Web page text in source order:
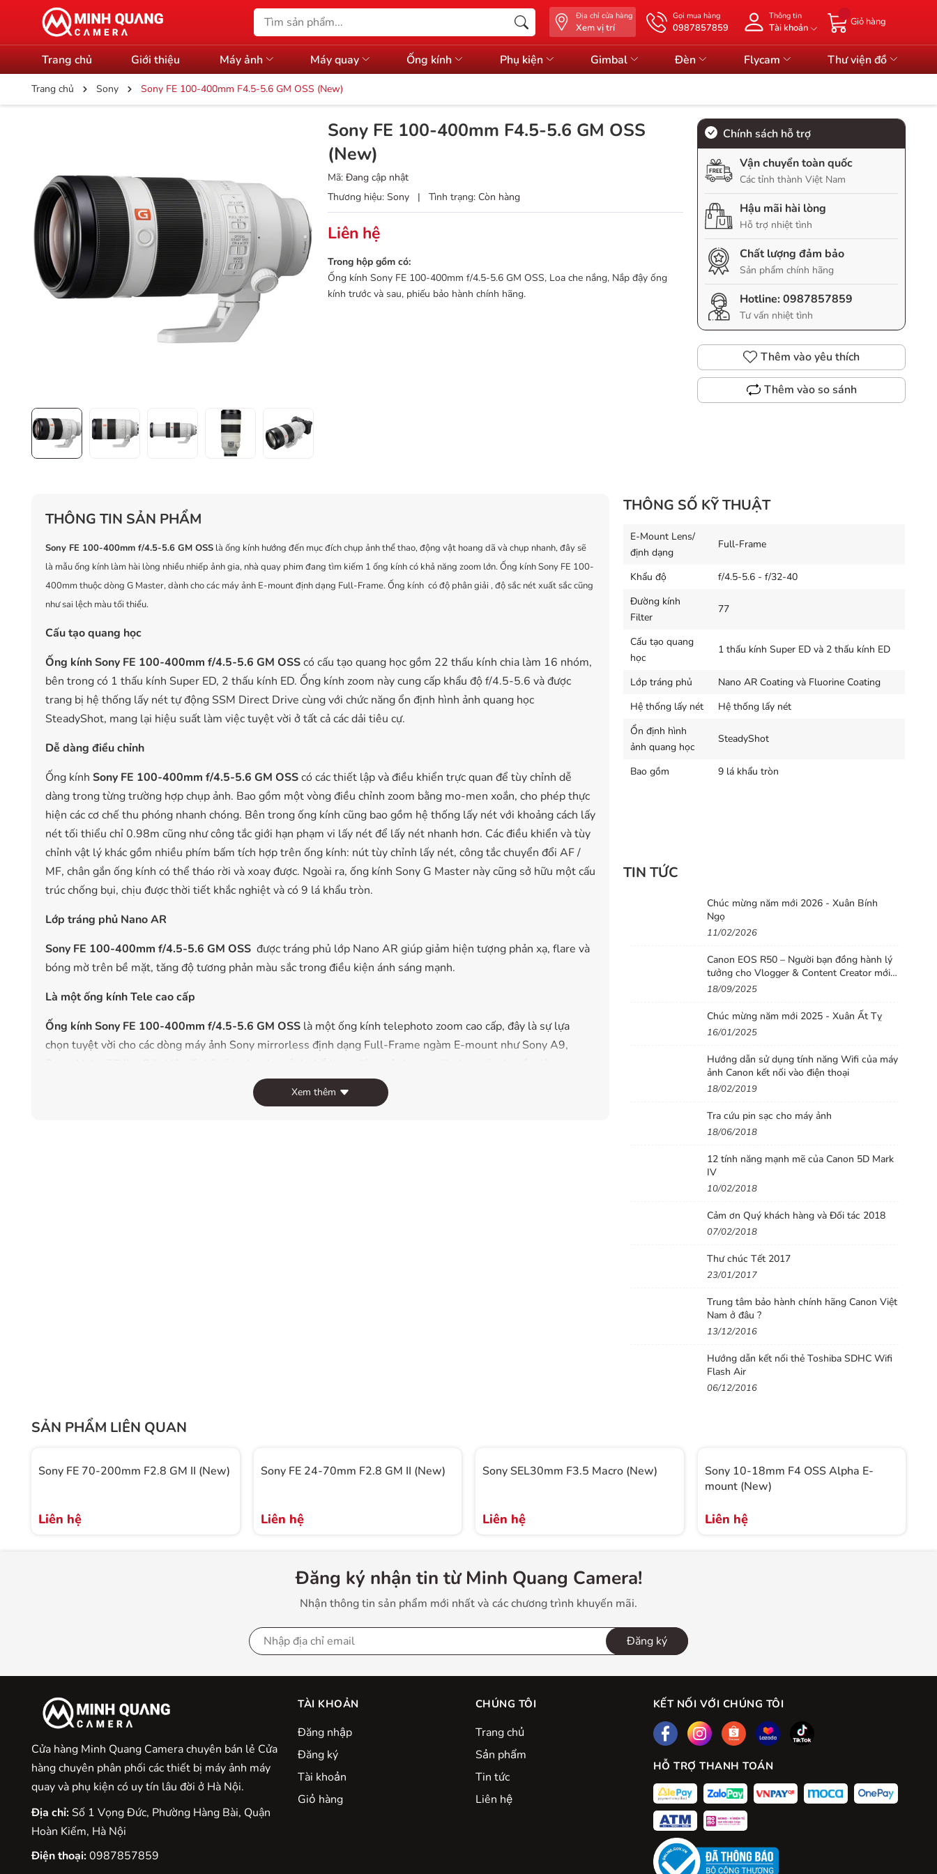
Địa chỉ cửa hàng
Xem vị trí
Gọi mua hàng
0987857859
Thông tin
Tài khoản
Giỏ hàng
Trang chủ Giới thiệu Máy ảnh Máy quay Ống kính Phụ kiện Gimbal Đèn Flycam Thư viện đồ
Trang chủ Sony Sony FE 100-400mm F4.5-5.6 GM OSS (New)
Sony FE 100-400mm F4.5-5.6 GM OSS
(New)
Mã: Đang cập nhật
Thương hiệu: Sony | Tình trạng: Còn hàng
Liên hệ
Trong hộp gồm có:
Ống kính Sony FE 100-400mm f/4.5-5.6 GM OSS, Loa che nắng, Nắp đậy ống
kính trước và sau, phiếu bảo hành chính hãng.
Chính sách hỗ trợ
Vận chuyển toàn quốc
Các tỉnh thành Việt Nam
Hậu mãi hài lòng
Hỗ trợ nhiệt tình
Chất lượng đảm bảo
Sản phẩm chính hãng
Hotline:0987857859
Tư vấn nhiệt tình
Thêm vào yêu thích
Thêm vào so sánh
THÔNG TIN SẢN PHẨM
Sony FE 100-400mm f/4.5-5.6 GM OSS là ống kính hướng đến mục đích chụp ảnh thể thao, động vật hoang dã và chụp nhanh, đây sẽ
là mẫu ống kính làm hài lòng nhiều nhiếp ảnh gia, nhà quay phim đang tìm kiếm 1 ống kính có khả năng zoom lớn. Ống kính Sony FE 100-
400mm thuộc dòng G Master, dành cho các máy ảnh E-mount định dạng Full-Frame. Ống kính có độ phân giải , độ sắc nét xuất sắc cũng
như sai lệch màu tối thiểu.
Cấu tạo quang học
Ống kính Sony FE 100-400mm f/4.5-5.6 GM OSScó cấu tạo quang học gồm 22 thấu kính chia làm 16 nhóm,
bên trong có 1 thấu kính Super ED, 2 thấu kính ED. Ống kính zoom này cung cấp khẩu độ f/4.5-5.6 và được
trang bị hệ thống lấy nét tự động SSM Direct Drive cùng với chức năng ổn định hình ảnh quang học
SteadyShot, mang lại hiệu suất làm việc tuyệt vời ở tất cả các dải tiêu cự.
Dễ dàng điều chỉnh
Ống kính Sony FE 100-400mm f/4.5-5.6 GM OSScó các thiết lập và điều khiển trực quan để tùy chỉnh dễ
dàng trong từng trường hợp chụp ảnh. Bao gồm một vòng điều chỉnh zoom bằng mo-men xoắn, cho phép thực
hiện các cơ chế thu phóng nhanh chóng. Bên trong ống kính cũng bao gồm hệ thống lấy nét với khoảng cách lấy
nét tối thiểu chỉ 0.98m cũng như công tắc giới hạn phạm vi lấy nét để lấy nét nhanh hơn. Các điều khiển và tùy
chỉnh vật lý khác gồm nhiều phím bấm tích hợp trên ống kính: nút tùy chỉnh lấy nét, công tắc chuyển đổi AF /
MF, chân gắn ống kính có thể tháo rời và xoay được. Ngoài ra, ống kính Sony G Master này cũng sở hữu một cấu
trúc chống bụi, chịu được thời tiết khắc nghiệt và có 9 lá khẩu tròn.
Lớp tráng phủ Nano AR
Sony FE 100-400mm f/4.5-5.6 GM OSS được tráng phủ lớp Nano AR giúp giảm hiện tượng phản xạ, flare và
bóng mờ trên bề mặt, tăng độ tương phản màu sắc trong điều kiện ánh sáng mạnh.
Là mộtống kính Tele cao cấp
Ống kính Sony FE 100-400mm f/4.5-5.6 GM OSS là một ống kính telephoto zoom cao cấp, đây là sự lựa
chọn tuyệt vời cho các dòng máy ảnh Sony mirrorless định dạng Full-Frame ngàm E-mount như Sony A9,
Ống kính Sony FE 100-400mm f/4.5-5.6 GM OSS
Xem thêm
THÔNG SỐ KỸ THUẬT
E-Mount Lens/
định dạng
Full-Frame
Khẩu độ
f/4.5-5.6 - f/32-40
Đường kính
Filter
77
Cấu tạo quang
học
1 thấu kính Super ED và 2 thấu kính ED
Lớp tráng phủ
Nano AR Coating và Fluorine Coating
Hệ thống lấy nét
Hệ thống lấy nét
Ổn định hình
ảnh quang học
SteadyShot
Bao gồm 9 lá khẩu tròn
TIN TỨC
Chúc mừng năm mới 2026 - Xuân Bính
Ngọ
11/02/2026
Canon EOS R50 – Người bạn đồng hành lý
tưởng cho Vlogger & Content Creator mới
bắt đầu
18/09/2025
Chúc mừng năm mới 2025 - Xuân Ất Tỵ
16/01/2025
Hướng dẫn sử dụng tính năng Wifi của máy
ảnh Canon kết nối vào điện thoại
18/02/2019
Tra cứu pin sạc cho máy ảnh
18/06/2018
12 tính năng mạnh mẽ của Canon 5D Mark
IV
10/02/2018
Cảm ơn Quý khách hàng và Đối tác 2018
07/02/2018
Thư chúc Tết 2017
23/01/2017
Trung tâm bảo hành chính hãng Canon Việt
Nam ở đâu ?
13/12/2016
Hướng dẫn kết nối thẻ Toshiba SDHC Wifi
Flash Air
06/12/2016
SẢN PHẨM LIÊN QUAN
Sony FE 70-200mm F2.8 GM II (New)
Liên hệ
Sony FE 24-70mm F2.8 GM II (New)
Liên hệ
Sony SEL30mm F3.5 Macro (New)
Liên hệ
Sony 10-18mm F4 OSS Alpha E-
mount (New)
Liên hệ
Đăng ký nhận tin từ Minh Quang Camera!
Nhận thông tin sản phẩm mới nhất và các chương trình khuyến mãi.
Đăng ký
Cửa hàng Minh Quang Camera chuyên bán lẻ Cửa
hàng chuyên phân phối các thiết bị máy ảnh máy
quay và phụ kiện có uy tín lâu đời ở Hà Nội.
Địa chỉ:Số 1 Vọng Đức, Phường Hàng Bài, Quận
Hoàn Kiếm, Hà Nội
Điện thoại:0987857859
TÀI KHOẢN
Đăng nhập
Đăng ký
Tài khoản
Giỏ hàng
CHÚNG TÔI
Trang chủ
Sản phẩm
Tin tức
Liên hệ
KẾT NỐI VỚI CHÚNG TÔI
HỖ TRỢ THANH TOÁN